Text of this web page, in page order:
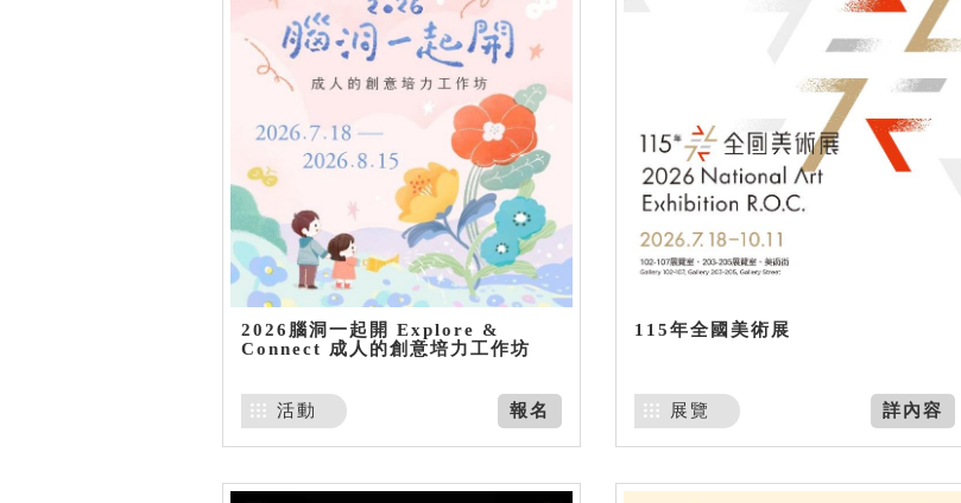
2026腦洞一起開 Explore &
Connect 成人的創意培力工作坊
報名
活動
115年全國美術展
詳內容
展覽